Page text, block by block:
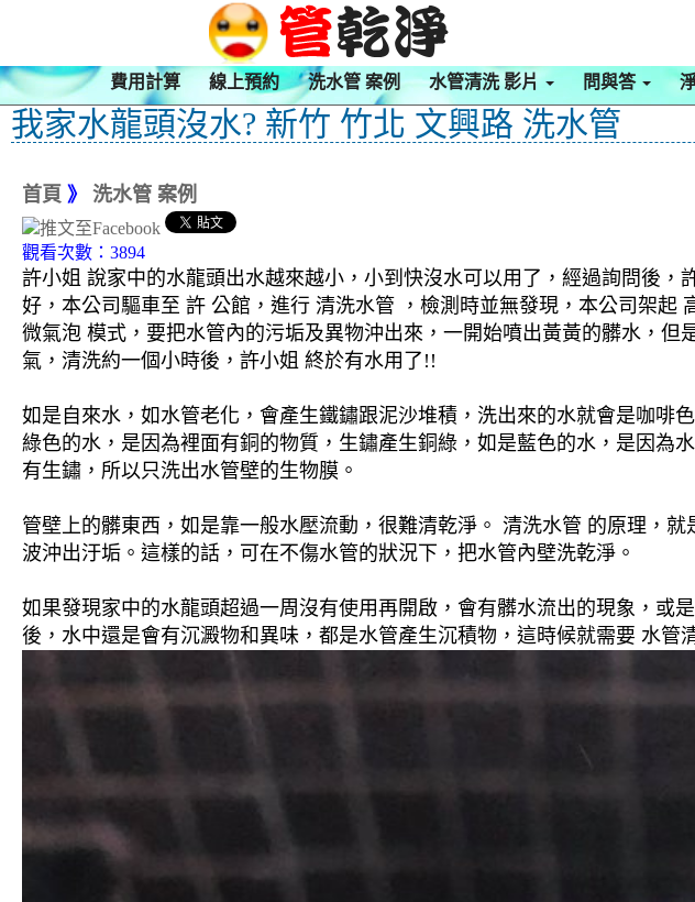
費用計算 線上預約 洗水管 案例 水管清洗 影片 問與答
我家水龍頭沒水? 新竹 竹北 文興路 洗水管
首頁 》 洗水管 案例
觀看次數：3894
許小姐 說家中的水龍頭出水越來越小，小到快沒水可以用了，經過詢問後
好，本公司驅車至 許 公館，進行 清洗水管 ，檢測時並無發現，本公司架
微氣泡 模式，要把水管內的污垢及異物沖出來，一開始噴出黃黃的髒水，
氣，清洗約一個小時後，許小姐 終於有水用了!!
如是自來水，如水管老化，會產生鐵鏽跟泥沙堆積，洗出來的水就會是咖啡
綠色的水，是因為裡面有銅的物質，生鏽產生銅綠，如是藍色的水，是因為
有生鏽，所以只洗出水管壁的生物膜。
管壁上的髒東西，如是靠一般水壓流動，很難清乾淨。 清洗水管 的原理，
波沖出汙垢。這樣的話，可在不傷水管的狀況下，把水管內壁洗乾淨。
如果發現家中的水龍頭超過一周沒有使用再開啟，會有髒水流出的現象，或
後，水中還是會有沉澱物和異味，都是水管產生沉積物，這時候就需要 水管